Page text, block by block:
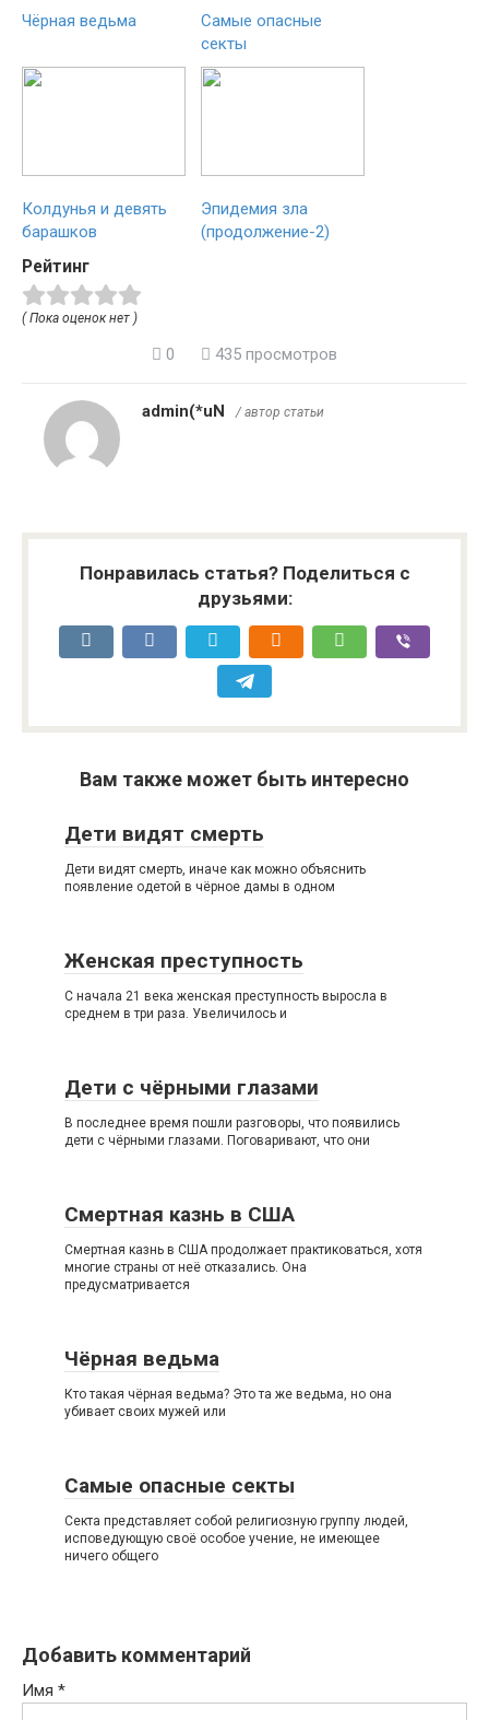
Чёрная ведьма
Самые опасные
секты
Колдунья и девять
барашков
Эпидемия зла
(продолжение-2)
Рейтинг
( Пока оценок нет )
0 435 просмотров
admin(*uN / автор статьи
Понравилась статья? Поделиться с
друзьями:
Вам также может быть интересно
Дети видят смерть
Дети видят смерть, иначе как можно объяснить
появление одетой в чёрное дамы в одном
Женская преступность
С начала 21 века женская преступность выросла в
среднем в три раза. Увеличилось и
Дети с чёрными глазами
В последнее время пошли разговоры, что появились
дети с чёрными глазами. Поговаривают, что они
Смертная казнь в США
Смертная казнь в США продолжает практиковаться, хотя
многие страны от неё отказались. Она
предусматривается
Чёрная ведьма
Кто такая чёрная ведьма? Это та же ведьма, но она
убивает своих мужей или
Самые опасные секты
Секта представляет собой религиозную группу людей,
исповедующую своё особое учение, не имеющее
ничего общего
Добавить комментарий
Имя *